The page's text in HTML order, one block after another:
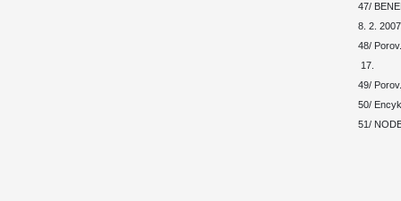
47/
8. 2.
48/
17.
49/
50/
51/